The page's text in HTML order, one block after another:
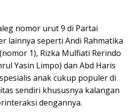
nomor urut 9 di Partai
lainnya seperti Andi Rahmatika
1), Rizka Mulfiati Rerindo
Yasin Limpo) dan Abd Haris
anak cukup populer di
sendiri khususnya kalangan
dengannya.